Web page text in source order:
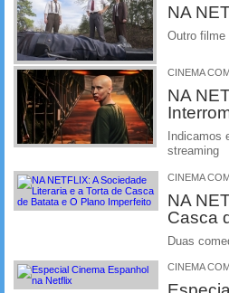
NA
Outro
CINEMA
NA
Indicamos
streaming
CINEMA
NA
Casca
Duas
CINEMA